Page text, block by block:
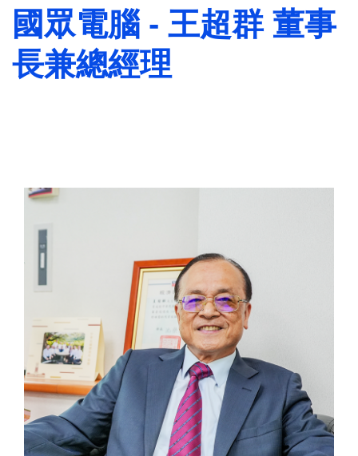
國眾電腦 - 王超群 董事
長兼總經理